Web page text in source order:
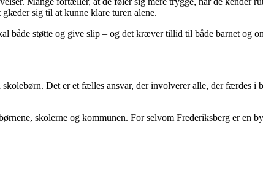
sig til at kunne klare turen alene.
både støtte og give slip – og det kræver tillid til både barnet og
Det er et fælles ansvar, der involverer alle, der færdes
skolerne og kommunen. For selvom Frederiksberg er en